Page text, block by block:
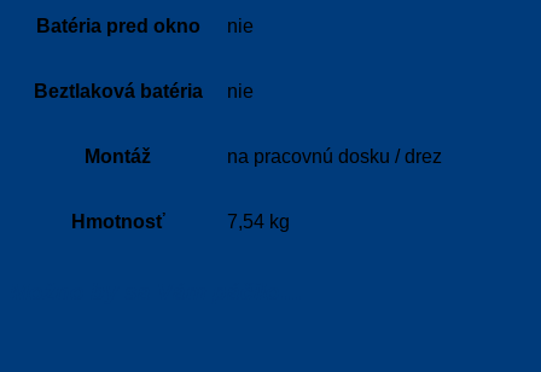
Batéria pred okno nie
Beztlaková batéria nie
Montáž na pracovnú dosku / drez
Hmotnosť 7,54 kg